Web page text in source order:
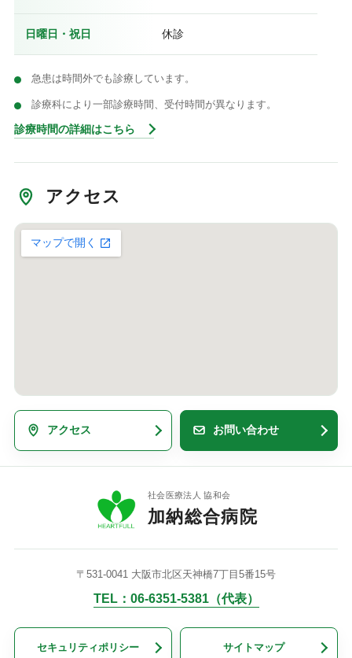
日曜日・祝日 休診
急患は時間外でも診療しています。
診療科により一部診療時間、受付時間が異なります。
診療時間の詳細はこちら
アクセス
アクセス お問い合わせ
社会医療法人 協和会
加納総合病院
〒531-0041 大阪市北区天神橋7丁目5番15号
TEL：06-6351-5381（代表）
セキュリティポリシー サイトマップ